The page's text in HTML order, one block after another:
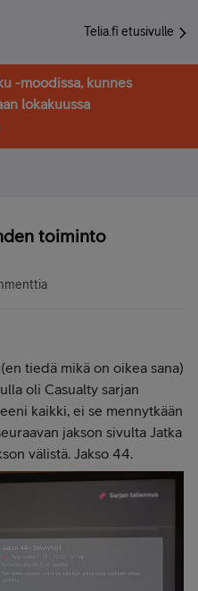
Telia.fi etusivulle
-moodissa, kunnes
lokakuussa
toiminto
tiedä mikä on oikea sana)
oli Casualty sarjan
kaikki, ei se mennytkään
jakson sivulta Jatka
välistä. Jakso 44.